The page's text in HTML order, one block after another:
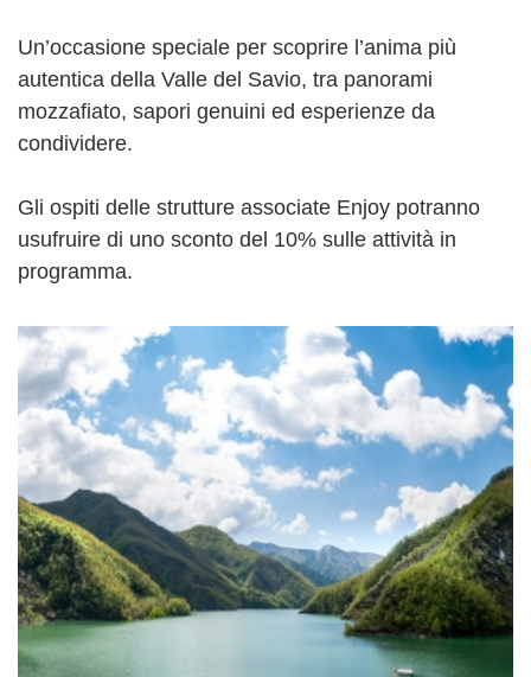
Un’occasione speciale per scoprire l’anima più
autentica della Valle del Savio, tra panorami
mozzafiato, sapori genuini ed esperienze da
condividere.
Gli ospiti delle strutture associate Enjoy potranno
usufruire di uno sconto del 10% sulle attività in
programma.